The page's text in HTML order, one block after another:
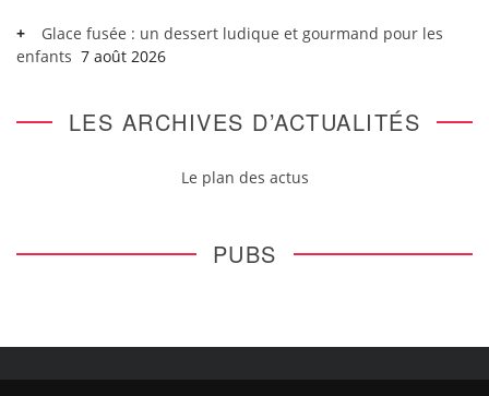
Glace fusée : un dessert ludique et gourmand pour les
enfants 7 août 2026
LES ARCHIVES D’ACTUALITÉS
Le plan des actus
PUBS